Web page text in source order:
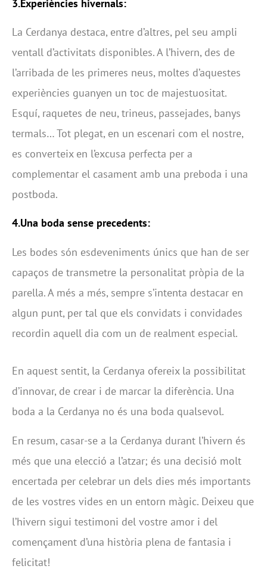
3.Experiències hivernals:
La Cerdanya destaca, entre d’altres, pel seu ampli
ventall d’activitats disponibles. A l’hivern, des de
l’arribada de les primeres neus, moltes d’aquestes
experiències guanyen un toc de majestuositat.
Esquí, raquetes de neu, trineus, passejades, banys
termals… Tot plegat, en un escenari com el nostre,
es converteix en l’excusa perfecta per a
complementar el casament amb una preboda i una
postboda.
4.Una boda sense precedents:
Les bodes són esdeveniments únics que han de ser
capaços de transmetre la personalitat pròpia de la
parella. A més a més, sempre s’intenta destacar en
algun punt, per tal que els convidats i convidades
recordin aquell dia com un de realment especial.
En aquest sentit, la Cerdanya ofereix la possibilitat
d’innovar, de crear i de marcar la diferència. Una
boda a la Cerdanya no és una boda qualsevol.
En resum, casar-se a la Cerdanya durant l’hivern és
més que una elecció a l’atzar; és una decisió molt
encertada per celebrar un dels dies més importants
de les vostres vides en un entorn màgic. Deixeu que
l’hivern sigui testimoni del vostre amor i del
començament d’una història plena de fantasia i
felicitat!